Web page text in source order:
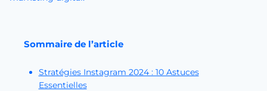
Sommaire de l’article
Stratégies Instagram 2024 : 10 Astuces
Essentielles